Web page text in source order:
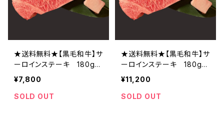
★送料無料★【黒毛和牛】サ
ーロインステーキ 180g×
2
¥7,800
SOLD OUT
★送料無料★【黒毛和牛】サ
ーロインステーキ 180g×
3
¥11,200
SOLD OUT